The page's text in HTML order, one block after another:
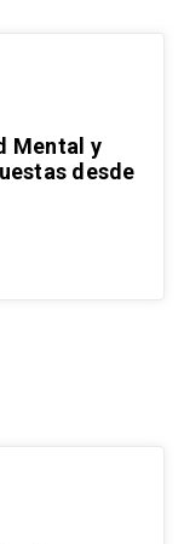
Mental y
desde